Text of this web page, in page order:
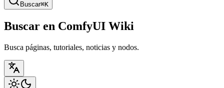
Buscar⌘K
Buscar en ComfyUI Wiki
Busca páginas, tutoriales, noticias y nodos.